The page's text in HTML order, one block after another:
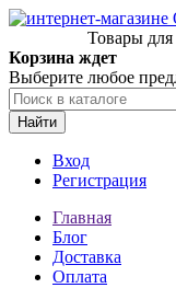
Товары
Корзина ждет
Выберите любое
Найти
Вход
Регистрация
Главная
Блог
Доставка
Оплата